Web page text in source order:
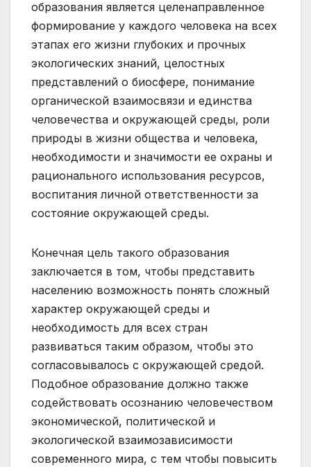
образования является целенаправленное
формирование у каждого человека на всех
этапах его жизни глубоких и прочных
экологических знаний, целостных
представлений о биосфере, понимание
органической взаимосвязи и единства
человечества и окружающей среды, роли
природы в жизни общества и человека,
необходимости и значимости ее охраны и
рационального использования ресурсов,
воспитания личной ответственности за
состояние окружающей среды.
Конечная цель такого образования
заключается в том, чтобы представить
населению возможность понять сложный
характер окружающей среды и
необходимость для всех стран
развиваться таким образом, чтобы это
согласовывалось с окружающей средой.
Подобное образование должно также
содействовать осознанию человечеством
экономической, политической и
экологической взаимозависимости
современного мира, с тем чтобы повысить